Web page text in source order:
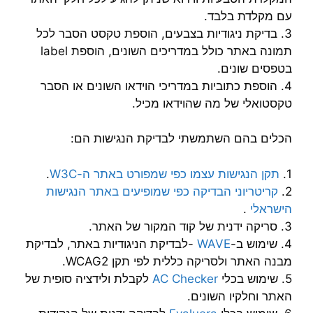
עם מקלדת בלבד.
3. בדיקת ניגודיות בצבעים, הוספת טקסט הסבר לכל
תמונה באתר כולל במדריכים השונים, הוספת label
בטפסים שונים.
4. הוספת כתוביות במדריכי הוידאו השונים או הסבר
טקסטואלי של מה שהוידאו מכיל.
הכלים בהם השתמשתי לבדיקת הנגישות הם:
1. תקן הנגישות עצמו כפי שמפורט באתר ה-W3C
.
2. קריטריוני הבדיקה כפי שמופיעים באתר הנגישות
הישראלי .
3. סריקה ידנית של קוד המקור של האתר.
4. שימוש ב-
WAVE -לבדיקת הניגודיות באתר, לבדיקת
מבנה האתר ולסריקה כללית לפי תקן WCAG2.
5. שימוש בכלי
AC Checker לקבלת ולידציה סופית של
האתר וחלקיו השונים.